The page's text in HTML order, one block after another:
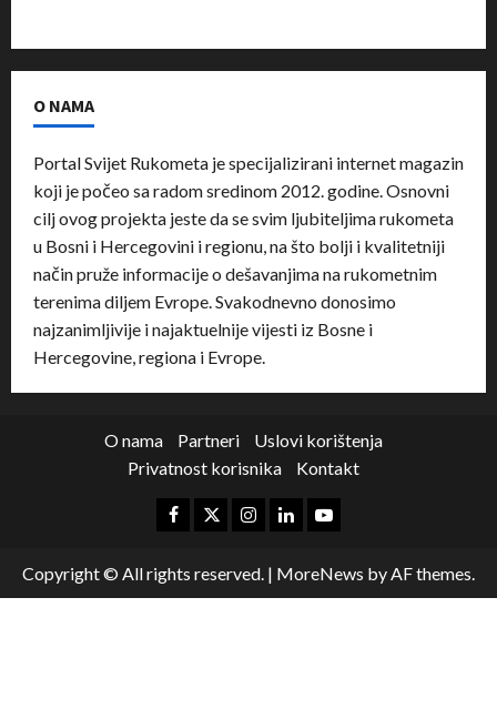
O NAMA
Portal Svijet Rukometa je specijalizirani internet magazin
koji je počeo sa radom sredinom 2012. godine. Osnovni
cilj ovog projekta jeste da se svim ljubiteljima rukometa
u Bosni i Hercegovini i regionu, na što bolji i kvalitetniji
način pruže informacije o dešavanjima na rukometnim
terenima diljem Evrope. Svakodnevno donosimo
najzanimljivije i najaktuelnije vijesti iz Bosne i
Hercegovine, regiona i Evrope.
O nama Partneri
Uslovi korištenja
Privatnost korisnika
Kontakt
Copyright © All rights reserved. | MoreNews by AF themes.